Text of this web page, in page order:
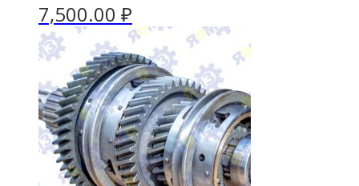
7,500.00 ₽